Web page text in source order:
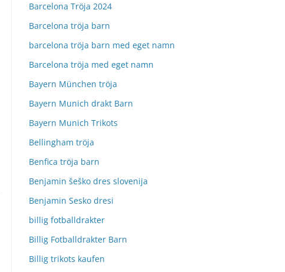
Barcelona Tröja 2024
Barcelona tröja barn
barcelona tröja barn med eget namn
Barcelona tröja med eget namn
Bayern München tröja
Bayern Munich drakt Barn
Bayern Munich Trikots
Bellingham tröja
Benfica tröja barn
Benjamin šeško dres slovenija
Benjamin Sesko dresi
billig fotballdrakter
Billig Fotballdrakter Barn
Billig trikots kaufen